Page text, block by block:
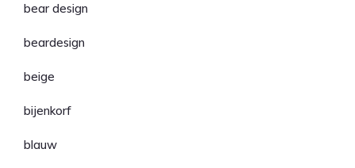
bear design
beardesign
beige
bijenkorf
blauw